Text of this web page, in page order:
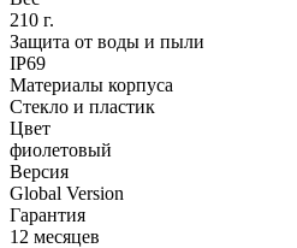
210 г.
Защита от воды и пыли
IP69
Материалы корпуса
Стекло и пластик
Цвет
фиолетовый
Версия
Global Version
Гарантия
12 месяцев